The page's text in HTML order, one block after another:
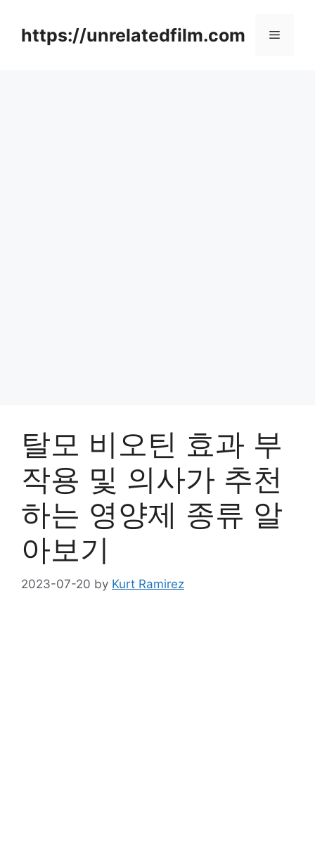
contenthttps://unrelatedfilm.com Menu
탈모 비오틴 효과 부
작용 및 의사가 추천
하는 영양제 종류 알
아보기
2023-07-20 by Kurt Ramirez